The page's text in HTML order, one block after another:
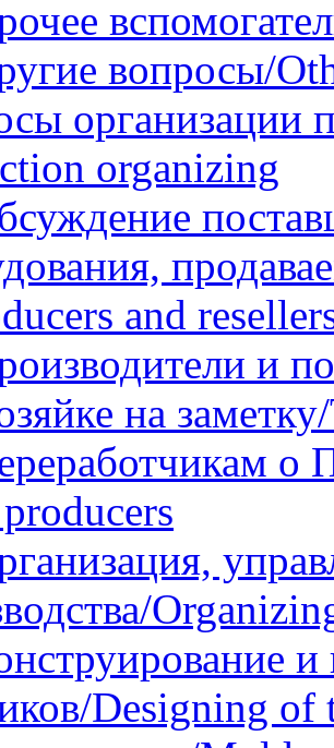
вопросы/
организации
organizing
and
и
на
о
и
Designing of